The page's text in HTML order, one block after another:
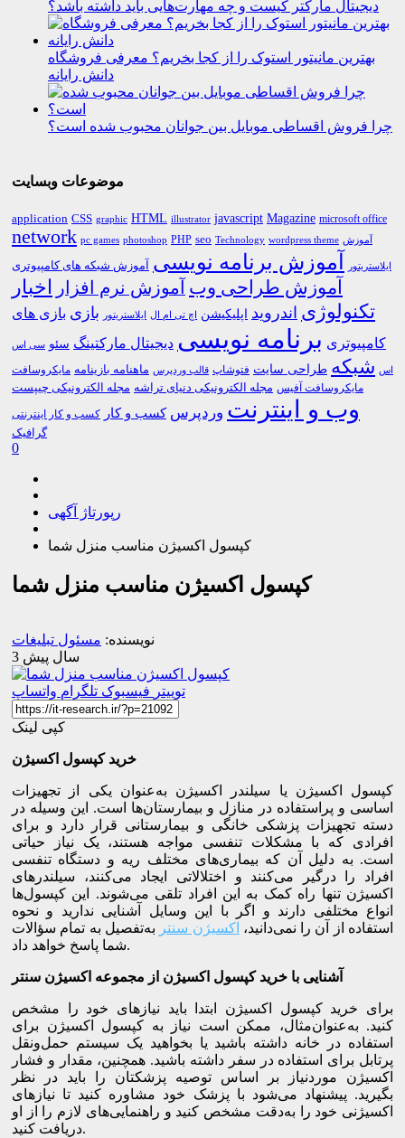
دیجیتال مارکتر کیست و چه مهارت‌هایی باید داشته باشد؟
بهترین مانیتور استوک را از کجا بخریم؟ معرفی فروشگاه
دانش رایانه
چرا فروش اقساطی موبایل بین جوانان محبوب شده است؟
موضوعات وبسایت
application CSS graphic HTML illustrator javascript Magazine microsoft office
network pc games photoshop PHP seo Technology wordpress theme آموزش
ایلاستریتور آموزش برنامه نویسی آموزش شبکه های کامپیوتری
آموزش طراحی وب آموزش نرم افزار اخبار
تکنولوژی اندروید اپلیکیشن اچ تی ام ال ایلاستریتور بازی بازی های
کامپیوتری برنامه نویسی دیجیتال مارکتینگ سئو سی اس
اس شبکه طراحی سایت فتوشاپ قالب وردپرس ماهنامه بازینامه مایکروسافت
مایکروسافت آفیس مجله الکترونیکی دنیای تراشه مجله الکترونیکی چیپست
وب و اینترنت وردپرس کسب و کار کسب و کار اینترنتی
گرافیک
0
رپورتاژ آگهی
کپسول اکسیژن مناسب منزل شما
کپسول اکسیژن مناسب منزل شما
نویسنده: مسئول تبلیغات
3 سال پیش
توییتر فیسبوک تلگرام واتساپ
کپی لینک
خرید کپسول اکسیژن
کپسول اکسیژن یا سیلندر اکسیژن به‌عنوان یکی از تجهیزات
اساسی و پراستفاده در منازل و بیمارستان‌ها است. این وسیله در
دسته تجهیزات پزشکی خانگی و بیمارستانی قرار دارد و برای
افرادی که با مشکلات تنفسی مواجه هستند، یک نیاز حیاتی
است. به دلیل آن که بیماری‌های مختلف ریه و دستگاه تنفسی
افراد را درگیر می‌کنند و اختلالاتی ایجاد می‌کنند، سیلندرهای
اکسیژن تنها راه کمک به این افراد تلقی می‌شوند. این کپسول‌ها
انواع مختلفی دارند و اگر با این وسایل آشنایی ندارید و نحوه
استفاده از آن را نمی‌دانید، اکسیژن سنتر به‌تفصیل به تمام سؤالات
شما پاسخ خواهد داد.
آشنایی با خرید کپسول اکسیژن از مجموعه اکسیژن سنتر
برای خرید کپسول اکسیژن ابتدا باید نیازهای خود را مشخص
کنید. به‌عنوان‌مثال، ممکن است نیاز به کپسول اکسیژن برای
استفاده در خانه داشته باشید یا بخواهید یک سیستم حمل‌ونقل
پرتابل برای استفاده در سفر داشته باشید. همچنین، مقدار و فشار
اکسیژن موردنیاز بر اساس توصیه پزشکتان را باید در نظر
بگیرید. پیشنهاد می‌شود با پزشک خود مشاوره کنید تا نیازهای
اکسیژنی خود را به‌دقت مشخص کنید و راهنمایی‌های لازم را از او
دریافت کنید.